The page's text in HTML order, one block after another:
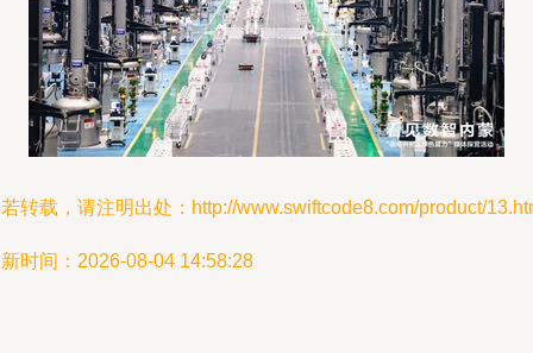
转载，请注明出处：http://www.swiftcode8.com/product/
时间：2026-08-04 14:58:28